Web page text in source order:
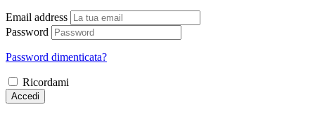
Email address
Password
Password dimenticata?
Ricordami
Accedi